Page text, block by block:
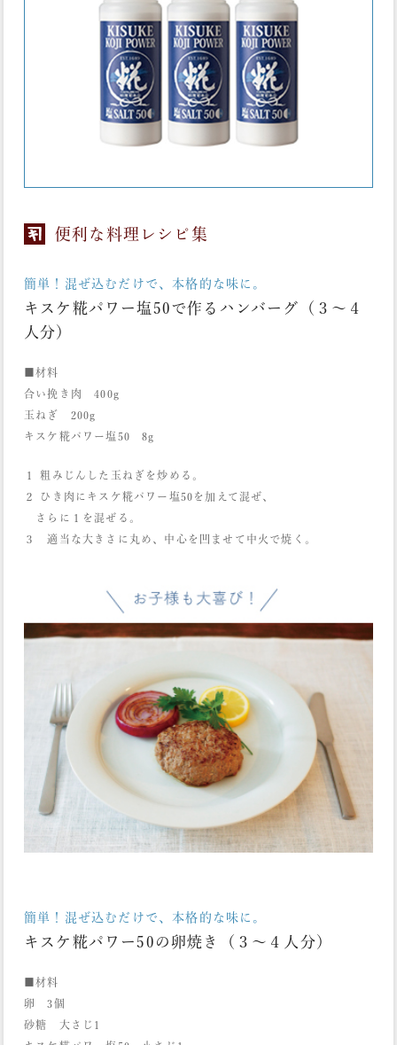
便利な料理レシピ集
簡単！混ぜ込むだけで、本格的な味に。
キスケ糀パワー塩50で作るハンバーグ（３〜４
人分）
■材料
合い挽き肉 400g
玉ねぎ 200g
キスケ糀パワー塩50 8g
１ 粗みじんした玉ねぎを炒める。
２ ひき肉にキスケ糀パワー塩50を加えて混ぜ、
さらに１を混ぜる。
３ 適当な大きさに丸め、中心を凹ませて中火で焼く。
簡単！混ぜ込むだけで、本格的な味に。
キスケ糀パワー50の卵焼き（３〜４人分）
■材料
卵 3個
砂糖 大さじ1